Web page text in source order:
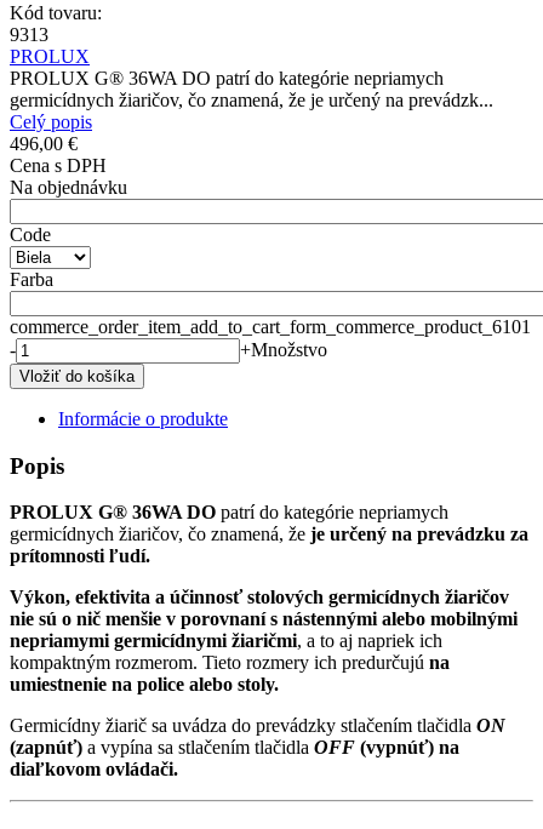
Kód tovaru:
9313
PROLUX
PROLUX G® 36WA DO patrí do kategórie nepriamych
germicídnych žiaričov, čo znamená, že je určený na prevádzk...
Celý popis
496,00 €
Cena s DPH
Na objednávku
Code
Farba
commerce_order_item_add_to_cart_form_commerce_product_6101
-
+Množstvo
Informácie o produkte
Popis
PROLUX G® 36WA DO patrí do kategórie nepriamych
germicídnych žiaričov, čo znamená, že je určený na prevádzku za
prítomnosti ľudí.
Výkon, efektivita a účinnosť stolových germicídnych žiaričov
nie sú o nič menšie v porovnaní s nástennými alebo mobilnými
nepriamymi germicídnymi žiaričmi, a to aj napriek ich
kompaktným rozmerom. Tieto rozmery ich predurčujú na
umiestnenie na police alebo stoly.
Germicídny žiarič sa uvádza do prevádzky stlačením tlačidla ON
(zapnúť) a vypína sa stlačením tlačidla OFF (vypnúť) na
diaľkovom ovládači.